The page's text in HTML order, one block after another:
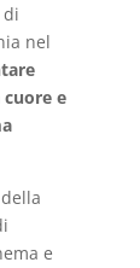
nel
e
e